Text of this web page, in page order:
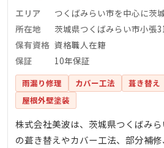
エリア
つくばみらい市を中心に茨
所在地
茨城県つくばみらい市小張
保有資格 資格職人在籍
保証
10年保証
雨漏り修理 カバー工法 葺き替え
屋根外壁塗装
株式会社美波は、茨城県つくばみ
の葺き替えやカバー工法、部分補